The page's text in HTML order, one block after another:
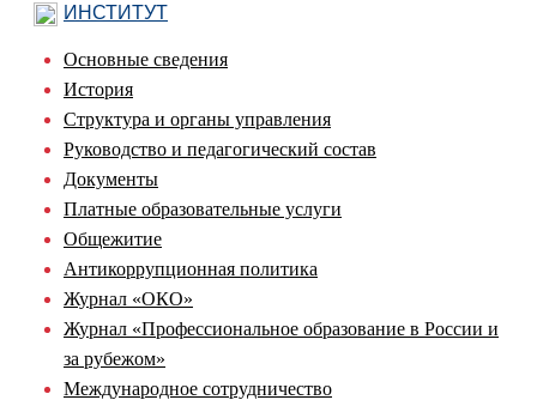
ИНСТИТУТ
Основные сведения
История
Структура и органы управления
Руководство и педагогический состав
Документы
Платные образовательные услуги
Общежитие
Антикоррупционная политика
Журнал «ОКО»
Журнал «Профессиональное образование в России и
за рубежом»
Международное сотрудничество